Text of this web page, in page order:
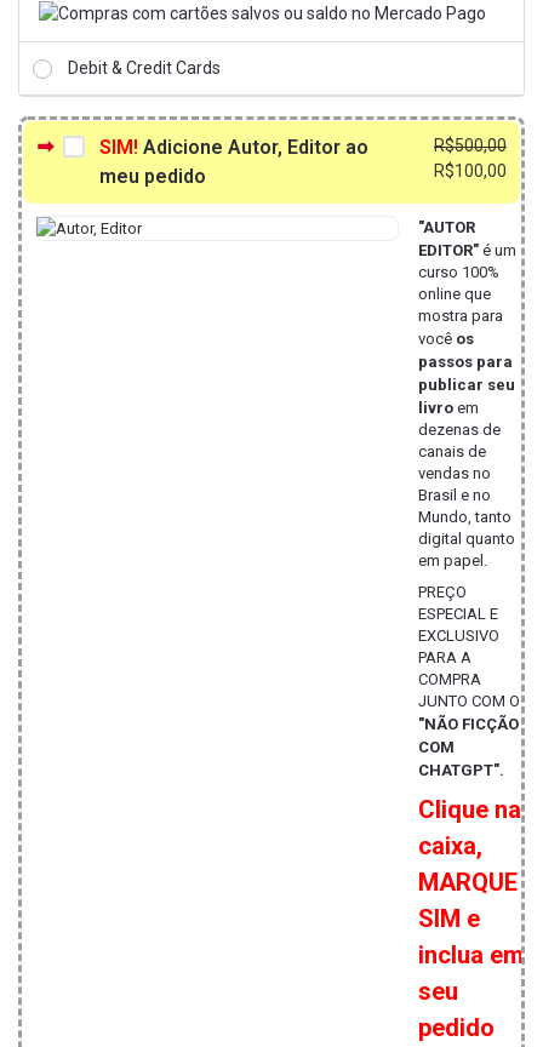
Debit & Credit Cards
SIM! Adicione Autor, Editor ao
meu pedido
R$500,00
era:
R$100,00
atual
é:
"AUTOR
EDITOR" é um
curso 100%
online que
mostra para
você os
passos para
publicar seu
livro em
dezenas de
canais de
vendas no
Brasil e no
Mundo, tanto
digital quanto
em papel.
PREÇO
ESPECIAL E
EXCLUSIVO
PARA A
COMPRA
JUNTO COM O
"NÃO FICÇÃO
COM
CHATGPT".
Clique na
caixa,
MARQUE
SIM e
inclua em
seu
pedido